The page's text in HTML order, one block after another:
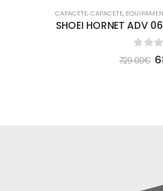
CAPACETE,CAPACETE,
SHOEI HORNET ADV
out
729.00€